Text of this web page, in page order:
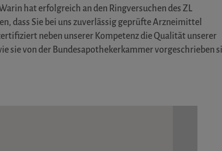
hat erfolgreich an den Ringversuchen des ZL
dass Sie bei uns zuverlässig geprüfte Arzneimittel
neben unserer Kompetenz die Qualität unserer
sie von der Bundesapothekerkammer vorgeschrieben